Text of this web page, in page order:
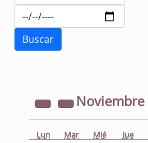
Noviembre
Lun Mar Mié Jue